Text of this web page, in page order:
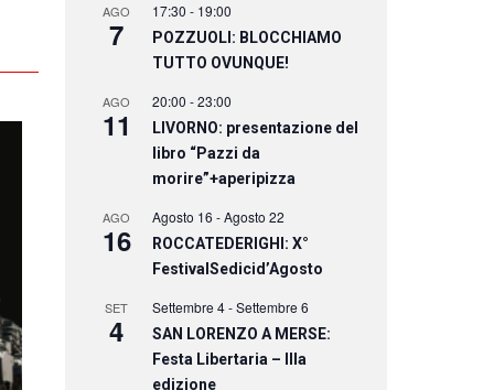
AGO
7
17:30 - 19:00
POZZUOLI: BLOCCHIAMO
TUTTO OVUNQUE!
AGO
11
20:00 -23:00
LIVORNO: presentazione del
libro “Pazzi da
morire”+aperipizza
AGO
16
Agosto 16 -Agosto 22
ROCCATEDERIGHI: X°
FestivalSedicid’Agosto
SET
4
Settembre 4-Settembre 6
SAN LORENZO A MERSE:
Festa Libertaria – IIIa
edizione